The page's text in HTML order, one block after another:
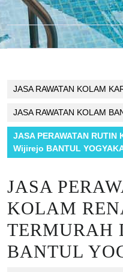
JASA RAWATAN KOLAM
JASA RAWATAN KOLAM
JASA PERAWATAN RUTIN
Wijirejo BANTUL
JASA
KOLAM
TERMURAH
BANTUL